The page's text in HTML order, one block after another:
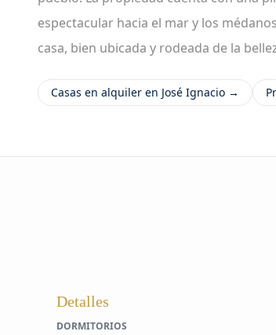
espectacular hacia el mar y los
casa, bien ubicada y rodeada de la
Casas en alquiler en José Ignacio →
Detalles
DORMITORIOS